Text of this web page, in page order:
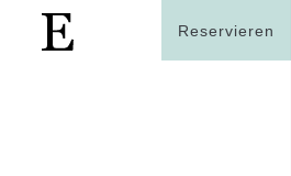
Reservieren